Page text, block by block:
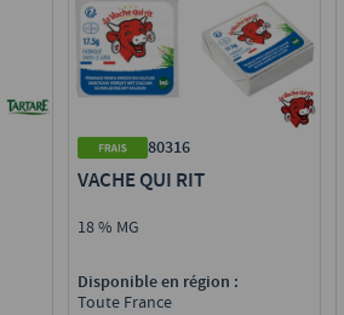
80316
VACHE QUI RIT
18 % MG
Disponible en région :
Toute France